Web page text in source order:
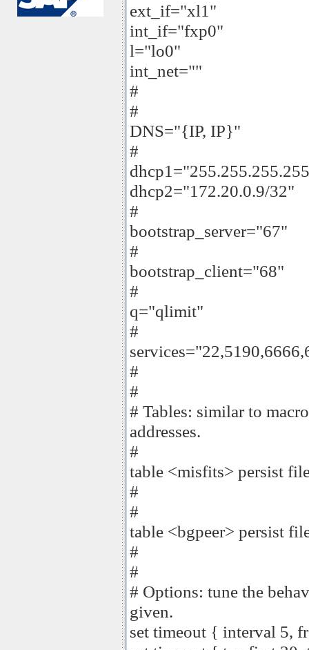
ext_if="xl1"
int_if="fxp0"
l="lo0"
int_net=""
#
#
DNS="{IP, IP}"
#
dhcp2="172.20.0.9/32"
#
bootstrap_server="67"
#
bootstrap_client="68"
#
q="qlimit"
#
#
#
# Tables: similar to
addresses.
#
table <misfits> persist
#
#
table <bgpeer> persist
#
#
# Options: tune the
given.
set timeout { interval 5,